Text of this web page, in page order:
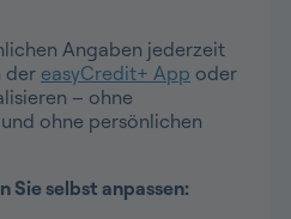
Angaben jederzeit
der easyCredit+ App oder
– ohne
ohne persönlichen
Sie selbst anpassen: